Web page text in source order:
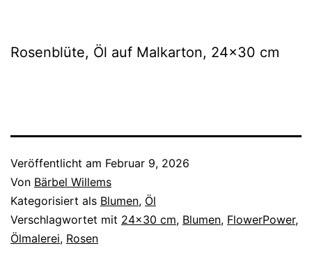
Rosenblüte, Öl auf Malkarton, 24×30 cm
Veröffentlicht am Februar 9, 2026
Von Bärbel Willems
Kategorisiert als Blumen, Öl
Verschlagwortet mit 24x30 cm, Blumen, FlowerPower,
Ölmalerei, Rosen